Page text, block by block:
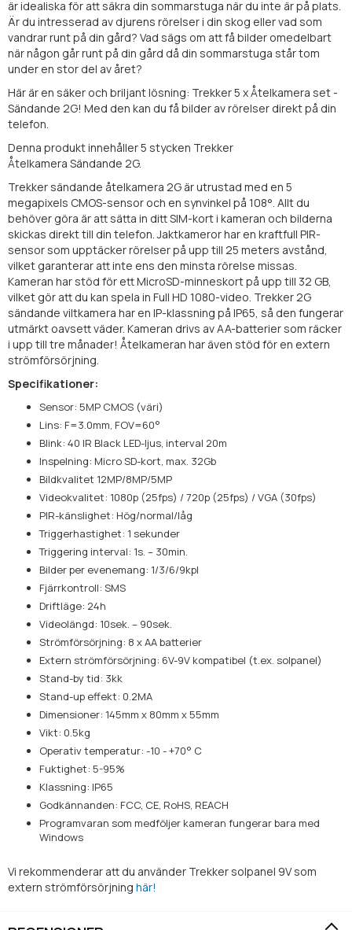
är idealiska för att säkra din sommarstuga när du inte är på plats.
Är du intresserad av djurens rörelser i din skog eller vad som
vandrar runt på din gård? Vad sägs om att få bilder omedelbart
när någon går runt på din gård då din sommarstuga står tom
under en stor del av året?
Här är en säker och briljant lösning: Trekker 5 x Åtelkamera set -
Sändande 2G! Med den kan du få bilder av rörelser direkt på din
telefon.
Denna produkt innehåller 5 stycken Trekker
Åtelkamera Sändande 2G.
Trekker sändande åtelkamera 2G är utrustad med en 5
megapixels CMOS-sensor och en synvinkel på 108°. Allt du
behöver göra är att sätta in ditt SIM-kort i kameran och bilderna
skickas direkt till din telefon. Jaktkameror har en kraftfull PIR-
sensor som upptäcker rörelser på upp till 25 meters avstånd,
vilket garanterar att inte ens den minsta rörelse missas.
Kameran har stöd för ett MicroSD-minneskort på upp till 32 GB,
vilket gör att du kan spela in Full HD 1080-video. Trekker 2G
sändande viltkamera har en IP-klassning på IP65, så den fungerar
utmärkt oavsett väder. Kameran drivs av AA-batterier som räcker
i upp till tre månader! Åtelkameran har även stöd för en extern
strömförsörjning.
Specifikationer:
Sensor: 5MP CMOS (väri)
Lins: F=3.0mm, FOV=60°
Blink: 40 IR Black LED-ljus, interval 20m
Inspelning: Micro SD-kort, max. 32Gb
Bildkvalitet 12MP/8MP/5MP
Videokvalitet: 1080p (25fps) / 720p (25fps) / VGA (30fps)
PIR-känslighet: Hög/normal/låg
Triggerhastighet: 1 sekunder
Triggering interval: 1s. – 30min.
Bilder per evenemang: 1/3/6/9kpl
Fjärrkontroll: SMS
Driftläge: 24h
Videolängd: 10sek. – 90sek.
Strömförsörjning: 8 x AA batterier
Extern strömförsörjning: 6V-9V kompatibel (t.ex. solpanel)
Stand-by tid: 3kk
Stand-up effekt: 0.2MA
Dimensioner: 145mm x 80mm x 55mm
Vikt: 0.5kg
Operativ temperatur: -10 - +70° C
Fuktighet: 5-95%
Klassning: IP65
Godkännanden: FCC, CE, RoHS, REACH
Programvaran som medföljer kameran fungerar bara med
Windows
Vi rekommenderar att du använder Trekker solpanel 9V som
extern strömförsörjning här!